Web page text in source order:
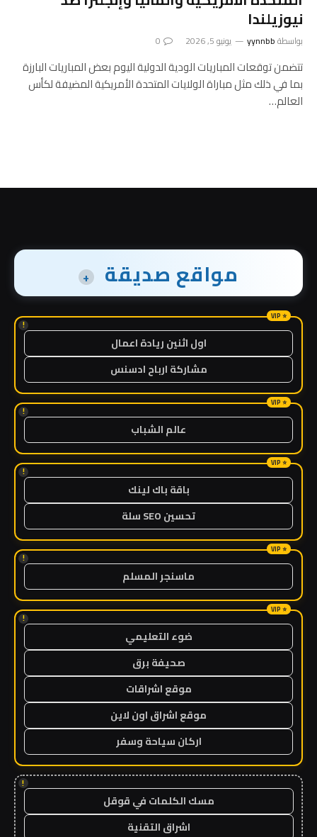
نيوزيلندا
بواسطةyynnbb يونيو 5, 2026 0
تتضمن توقعات المباريات الودية الدولية اليوم بعض المباريات البارزة
بما في ذلك مثل مباراة الولايات المتحدة الأمريكية المضيفة لكأس
العالم…
مواقع صديقة +
!
اول اثنين ريادة اعمال
مشاركة ارباح ادسنس
!
عالم الشباب
!
باقة باك لينك
تحسين SEO سلة
!
ماسنجر المسلم
!
ضوء التعليمي
صحيفة برق
موقع اشراقات
موقع اشراق اون لاين
اركان سياحة وسفر
!
مسك الكلمات في قوقل
اشراق التقنية